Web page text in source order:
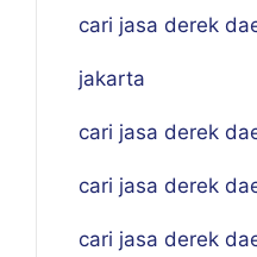
cari jasa derek
jakarta
cari jasa derek
cari jasa derek
cari jasa derek